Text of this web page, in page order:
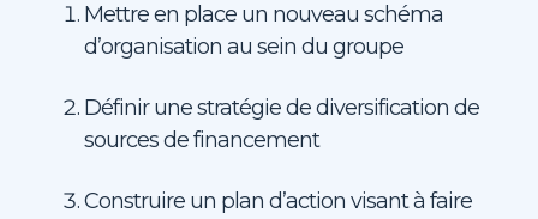
Mettre en place un nouveau schéma
d’organisation au sein du groupe
Définir une stratégie de diversification de
sources de financement
Construire un plan d’action visant à faire